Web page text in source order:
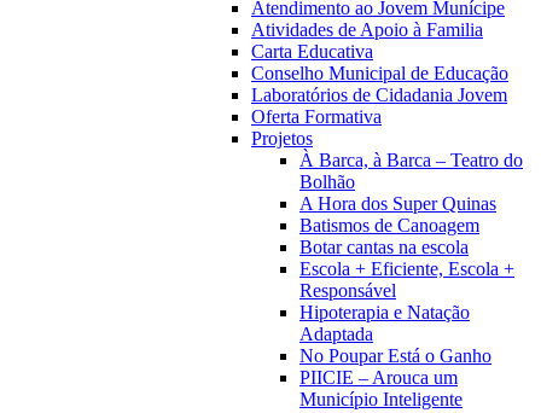
Atendimento ao Jovem Munícipe
Atividades de Apoio à Familia
Carta Educativa
Conselho Municipal de Educação
Laboratórios de Cidadania Jovem
Oferta Formativa
Projetos
À Barca, à Barca – Teatro do
Bolhão
A Hora dos Super Quinas
Batismos de Canoagem
Botar cantas na escola
Escola + Eficiente, Escola +
Responsável
Hipoterapia e Natação
Adaptada
No Poupar Está o Ganho
PIICIE – Arouca um
Município Inteligente